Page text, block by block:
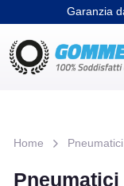
Garanzia
Home Pneumatici
Pneumatici